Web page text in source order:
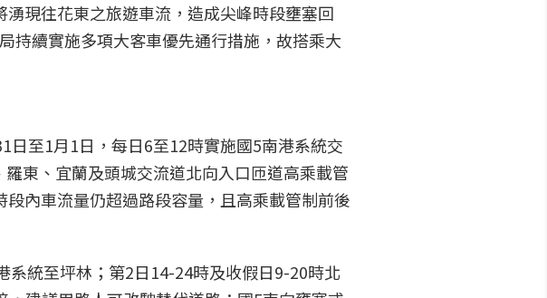
現往花東之旅遊車流，造成尖峰時段壅塞回
持續實施多項大客車優先通行措施，故搭乘大
至1月1日，每日6至12時實施國5南港系統交
東、宜蘭及頭城交流道北向入口匝道高乘載管
內車流量仍超過路段容量，且高乘載管制前後
統至坪林；第2日14-24時及收假日9-20時北